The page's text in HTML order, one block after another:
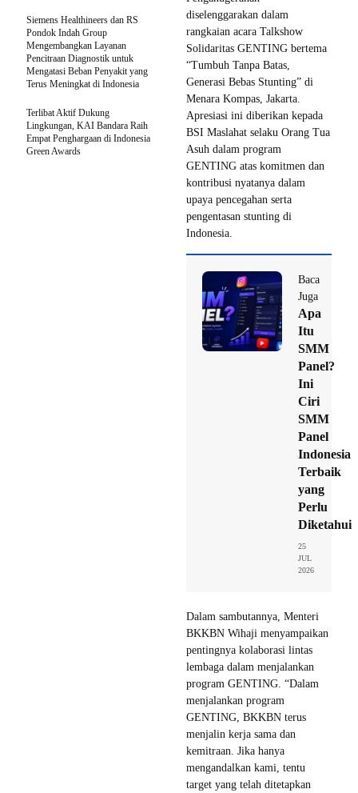
diselenggarakan dalam
rangkaian acara Talkshow
Solidaritas GENTING bertema
“Tumbuh Tanpa Batas,
Generasi Bebas Stunting” di
Menara Kompas, Jakarta.
Apresiasi ini diberikan kepada
BSI Maslahat selaku Orang Tua
Asuh dalam program
GENTING atas komitmen dan
kontribusi nyatanya dalam
upaya pencegahan serta
pengentasan stunting di
Indonesia.
Baca
Juga
Apa
Itu
SMM
Panel?
Ini
Ciri
SMM
Panel
Indonesia
Terbaik
yang
Perlu
Diketahui
25
JUL
2026
Dalam sambutannya, Menteri
BKKBN Wihaji menyampaikan
pentingnya kolaborasi lintas
lembaga dalam menjalankan
program GENTING. “Dalam
menjalankan program
GENTING, BKKBN terus
menjalin kerja sama dan
kemitraan. Jika hanya
mengandalkan kami, tentu
target yang telah ditetapkan
Siemens Healthineers dan RS
Pondok Indah Group
Mengembangkan Layanan
Pencitraan Diagnostik untuk
Mengatasi Beban Penyakit yang
Terus Meningkat di Indonesia
Terlibat Aktif Dukung
Lingkungan, KAI Bandara Raih
Empat Penghargaan di Indonesia
Green Awards